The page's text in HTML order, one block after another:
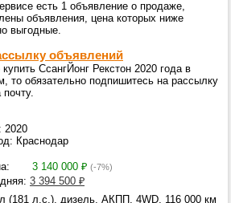
есть 1 объявление о продаже,
объявления, цена которых ниже
выгодные.
объявлений
СсангЙонг Рекстон 2020 года в
то обязательно подпишитесь на рассылку
2020
Краснодар
3 140 000 ₽ (-7%)
3 394 500 ₽
(181 л.с.), дизель, АКПП, 4WD, 116 000 км